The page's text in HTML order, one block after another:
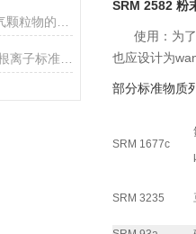
NIST代理 SRM 3181 硫酸根离子标准溶液
SRM 2582 粉
使用：为了
也应设计为
部分标准物质
SRM 1677c
SRM 3235